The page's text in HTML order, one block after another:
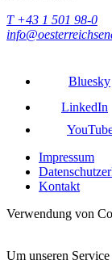
T +43 1 501 98-0
Bluesky
LinkedIn
Impressum
Kontakt
Verwendung von
Um unseren